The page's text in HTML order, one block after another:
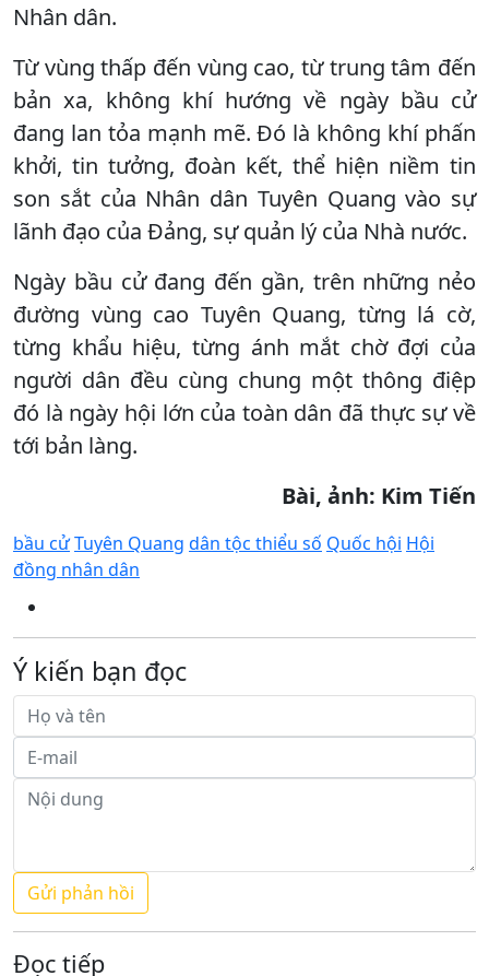
Nhân dân.
Từ vùng thấp đến vùng cao, từ trung tâm đến
bản xa, không khí hướng về ngày bầu cử
đang lan tỏa mạnh mẽ. Đó là không khí phấn
khởi, tin tưởng, đoàn kết, thể hiện niềm tin
son sắt của Nhân dân Tuyên Quang vào sự
lãnh đạo của Đảng, sự quản lý của Nhà nước.
Ngày bầu cử đang đến gần, trên những nẻo
đường vùng cao Tuyên Quang, từng lá cờ,
từng khẩu hiệu, từng ánh mắt chờ đợi của
người dân đều cùng chung một thông điệp
đó là ngày hội lớn của toàn dân đã thực sự về
tới bản làng.
Bài, ảnh: Kim Tiến
bầu cửTuyên Quang dân tộc thiểu số Quốc hội Hội
đồng nhân dân
Ý kiến bạn đọc
Đọc tiếp